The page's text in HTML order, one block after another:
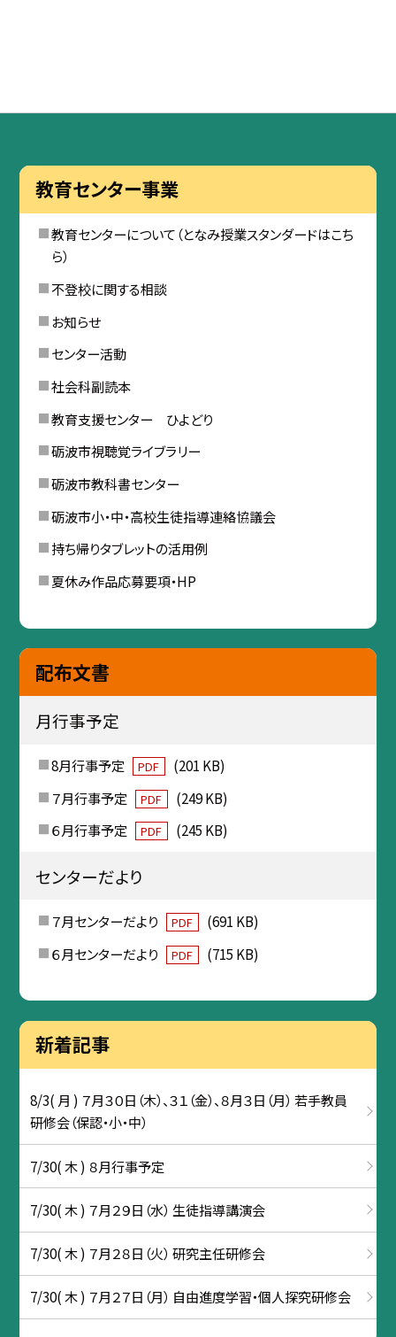
教育センター事業
教育センターについて（となみ授業スタンダードはこち
ら）
不登校に関する相談
お知らせ
センター活動
社会科副読本
教育支援センター ひよどり
砺波市視聴覚ライブラリー
砺波市教科書センター
砺波市小・中・高校生徒指導連絡協議会
持ち帰りタブレットの活用例
夏休み作品応募要項・HP
配布文書
月行事予定
8月行事予定 PDF
(201 KB)
７月行事予定
PDF
(249 KB)
６月行事予定
PDF (245 KB)
センターだより
７月センターだより PDF
(691 KB)
６月センターだより
PDF (715 KB)
新着記事
8/3( 月 ) ７月３０日（木）、３１（金）、８月３日（月） 若手教員
研修会（保認・小・中）
7/30( 木 ) ８月行事予定
7/30( 木 ) ７月２９日（水） 生徒指導講演会
7/30( 木 ) ７月２８日（火） 研究主任研修会
7/30( 木 ) ７月２７日（月） 自由進度学習・個人探究研修会